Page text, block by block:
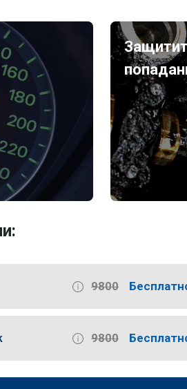
9800
9800